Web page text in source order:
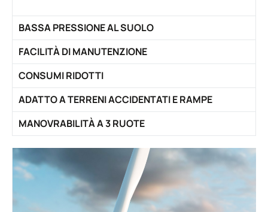
BASSA PRESSIONE AL SUOLO
FACILITÀ DI MANUTENZIONE
CONSUMI RIDOTTI
ADATTO A TERRENI ACCIDENTATI E RAMPE
MANOVRABILITÀ A 3 RUOTE